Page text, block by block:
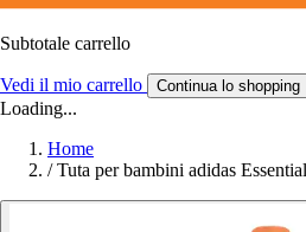
Subtotale carrello
Vedi il mio carrello Continua lo shopping
Loading...
Home
/ Tuta per bambini adidas